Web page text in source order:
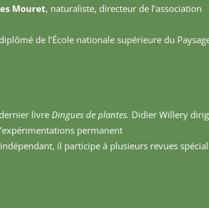
Mouret, naturaliste, directeur de l’association
de l’École nationale supérieure du
livre Dingues de plantes. Didier Willery
permanent
il participe à plusieurs revues